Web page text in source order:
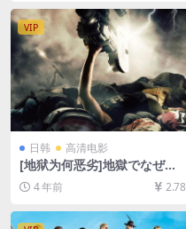
VIP
日韩 高清电影
[地狱为何恶劣]地獄でなぜ悪
い (2013)[百度网盘+迅雷云盘
资源1080P超清未删减][MP4/
8GB][日语中字]
4 年前 2.78